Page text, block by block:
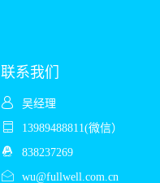
联系我们
吴经理
13989488811(微信）
838237269
wu@fullwell.com.cn